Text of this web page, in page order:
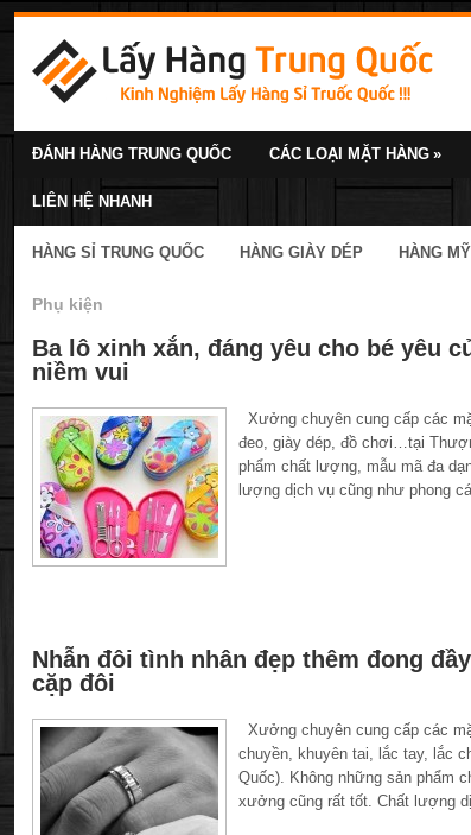
ĐÁNH HÀNG TRUNG QUỐC CÁC LOẠI MẶT HÀNG »
LIÊN HỆ NHANH
HÀNG SỈ TRUNG QUỐC HÀNG GIÀY DÉP HÀNG
Phụ kiện
Ba lô xinh xắn, đáng yêu cho bé yêu
niềm vui
Xưởng chuyên cung cấp các
đeo, giày dép, đồ chơi…tại
phẩm chất lượng, mẫu mã đa
lượng dịch vụ cũng như phong
Nhẫn đôi tình nhân đẹp thêm đong
cặp đôi
Xưởng chuyên cung cấp các
chuyền, khuyên tai, lắc tay, lắc
Quốc). Không những sản phẩm
xưởng cũng rất tốt. Chất lượng